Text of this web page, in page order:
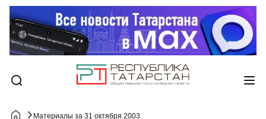
Материалы за 31 октября 2003